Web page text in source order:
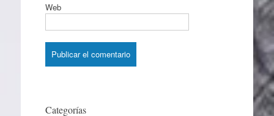
Web
Categorías